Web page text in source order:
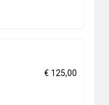
€ 125,00